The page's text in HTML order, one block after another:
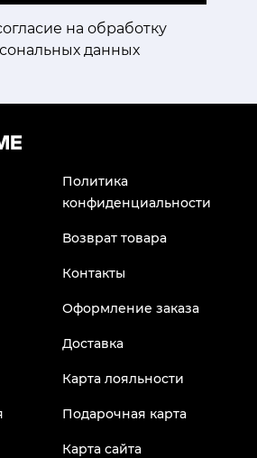
на обработку
данных
Политика
конфиденциальности
Возврат товара
Контакты
Оформление заказа
Доставка
Карта лояльности
Подарочная карта
Карта сайта